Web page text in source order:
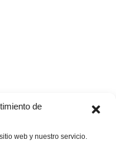
de
web y nuestro servicio.